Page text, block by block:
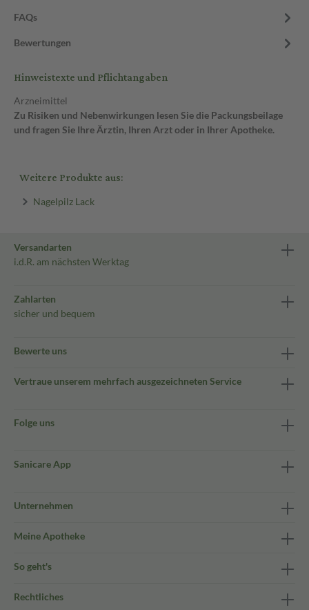
FAQs
Bewertungen
Hinweistexte und Pflichtangaben
Arzneimittel
Zu Risiken und Nebenwirkungen lesen Sie die Packungsbeilage
und fragen Sie Ihre Ärztin, Ihren Arzt oder in Ihrer Apotheke.
Weitere Produkte aus:
Nagelpilz Lack
Versandarten
i.d.R. am nächsten Werktag
Zahlarten
sicher und bequem
Bewerte uns
Vertraue unserem mehrfach ausgezeichneten Service
Folge uns
Sanicare App
Unternehmen
Meine Apotheke
So geht's
Rechtliches